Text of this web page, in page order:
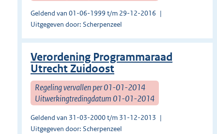
Geldend van 01-06-1999 t/m 29-12-2016
Uitgegeven door: Scherpenzeel
Verordening Programmaraad
Utrecht Zuidoost
Regeling vervallen per 01-01-2014
Uitwerkingtredingdatum 01-01-2014
Geldend van 31-03-2000 t/m 31-12-2013
Uitgegeven door: Scherpenzeel